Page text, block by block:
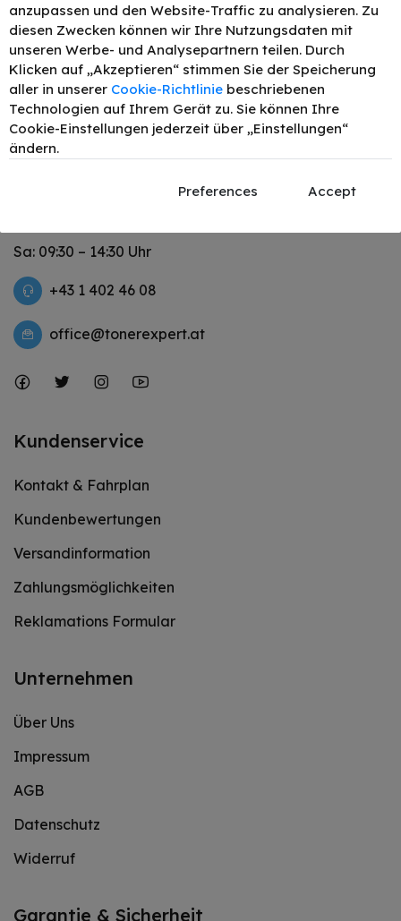
Lerchenfelder Str. 78-80 1080 Wien
Mo – Do: 09:30 – 18:00 Uhr
Sa: 09:30 – 14:30 Uhr
+43 1 402 46 08
office@tonerexpert.at
Kundenservice
Kontakt & Fahrplan
Kundenbewertungen
Versandinformation
Zahlungsmöglichkeiten
Reklamations Formular
Unternehmen
Über Uns
Impressum
AGB
Datenschutz
Widerruf
Garantie & Sicherheit
anzupassen und den Website-Traffic zu analysieren. Zu
diesen Zwecken können wir Ihre Nutzungsdaten mit
unseren Werbe- und Analysepartnern teilen. Durch
Klicken auf „Akzeptieren“ stimmen Sie der Speicherung
aller in unserer Cookie-Richtlinie beschriebenen
Technologien auf Ihrem Gerät zu. Sie können Ihre
Cookie-Einstellungen jederzeit über „Einstellungen“
ändern.
Preferences Accept